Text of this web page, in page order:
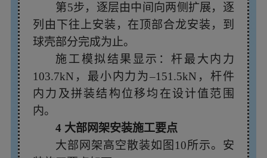
第5步，逐层由中间向两侧扩展，逐
列由下往上安装，在顶部合龙安装，到
球壳部分完成为止。
施工模拟结果显示：杆最大内力
103.7kN，最小内力为–151.5kN，杆件
内力及拼装结构位移均在设计值范围
内。
4 大部网架安装施工要点
大部网架高空散装如图10所示。安